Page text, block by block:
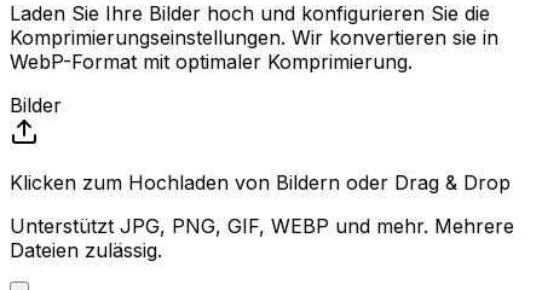
Laden Sie Ihre Bilder hoch und konfigurieren Sie die
Komprimierungseinstellungen. Wir konvertieren sie in
WebP-Format mit optimaler Komprimierung.
Bilder
Klicken zum Hochladen von Bildern oder Drag & Drop
Unterstützt JPG, PNG, GIF, WEBP und mehr. Mehrere
Dateien zulässig.